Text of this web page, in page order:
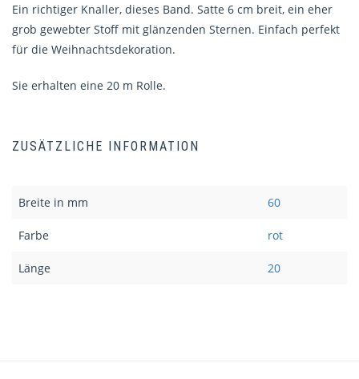
Ein richtiger Knaller, dieses Band. Satte 6 cm breit, ein eher
grob gewebter Stoff mit glänzenden Sternen. Einfach perfekt
für die Weihnachtsdekoration.
Sie erhalten eine 20 m Rolle.
ZUSÄTZLICHE INFORMATION
Breite in mm 60
Farbe rot
Länge 20